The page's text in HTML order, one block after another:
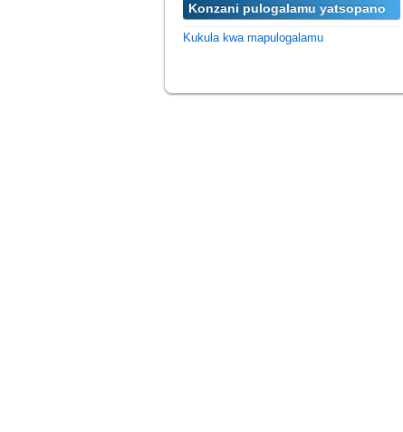
Konzani pulogalamu yatsopano
Kukula kwa mapulogalamu